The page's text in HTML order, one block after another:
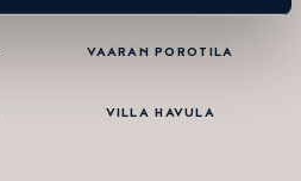
VAARAN POROTILA
VILLA HAVULA